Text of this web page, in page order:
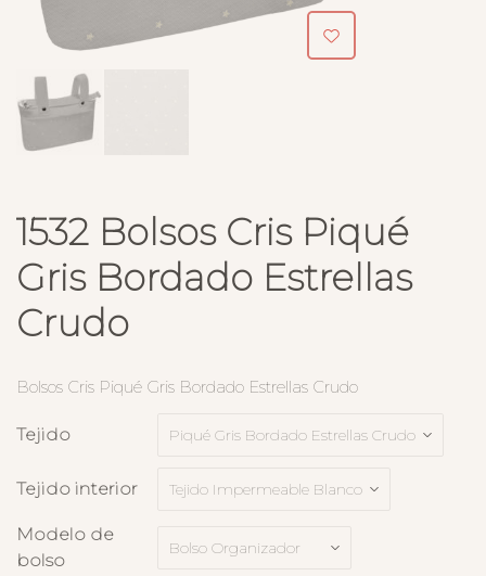
1532 Bolsos Cris Piqué
Gris Bordado Estrellas
Crudo
Bolsos Cris Piqué Gris Bordado Estrellas Crudo
Tejido
Tejido interior
Modelo de
bolso